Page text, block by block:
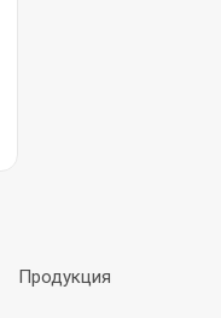
Продукция